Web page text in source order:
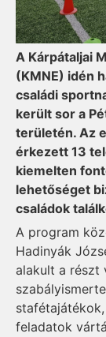
A Kárpátaljai
(KMNE) idén
családi
került sor a
területén. Az
érkezett 13
kiemelten
lehetőséget
családok
A program
Hadinyák
alakult a részt
feladatok